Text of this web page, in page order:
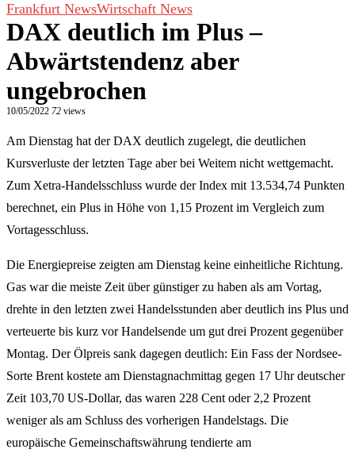
Frankfurt NewsWirtschaft News
DAX deutlich im Plus –
Abwärtstendenz aber
ungebrochen
10/05/2022 72 views
Am Dienstag hat der DAX deutlich zugelegt, die deutlichen
Kursverluste der letzten Tage aber bei Weitem nicht wettgemacht.
Zum Xetra-Handelsschluss wurde der Index mit 13.534,74 Punkten
berechnet, ein Plus in Höhe von 1,15 Prozent im Vergleich zum
Vortagesschluss.
Die Energiepreise zeigten am Dienstag keine einheitliche Richtung.
Gas war die meiste Zeit über günstiger zu haben als am Vortag,
drehte in den letzten zwei Handelsstunden aber deutlich ins Plus und
verteuerte bis kurz vor Handelsende um gut drei Prozent gegenüber
Montag. Der Ölpreis sank dagegen deutlich: Ein Fass der Nordsee-
Sorte Brent kostete am Dienstagnachmittag gegen 17 Uhr deutscher
Zeit 103,70 US-Dollar, das waren 228 Cent oder 2,2 Prozent
weniger als am Schluss des vorherigen Handelstags. Die
europäische Gemeinschaftswährung tendierte am